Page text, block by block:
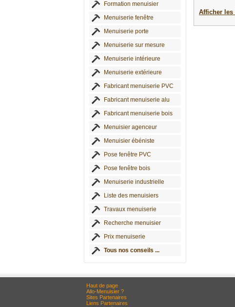
Formation menuisier
Menuiserie fenêtre
Menuiserie porte
Menuiserie sur mesure
Menuiserie intérieure
Menuiserie extérieure
Fabricant menuiserie PVC
Fabricant menuiserie alu
Fabricant menuiserie bois
Menuisier agenceur
Menuisier ébéniste
Pose fenêtre PVC
Pose fenêtre bois
Menuiserie industrielle
Liste des menuisiers
Travaux menuiserie
Recherche menuisier
Prix menuiserie
Tous nos conseils ...
Afficher les
Haut de page
Allo-Menuisier ?
Sites Partenaires
Liens Partenaires